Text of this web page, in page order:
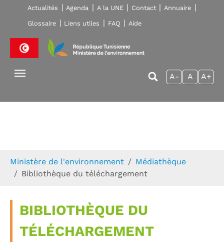
Skip to main navigation
Aller au contenu principal
Skip to page footer
Actualités Agenda A la UNE Contact Annuaire
Glossaire Liens utiles FAQ Aide
A- A A+
Ministère de l'environnement
Médiathèque
Bibliothèque du téléchargement
BIBLIOTHÈQUE DU
TÉLÉCHARGEMENT